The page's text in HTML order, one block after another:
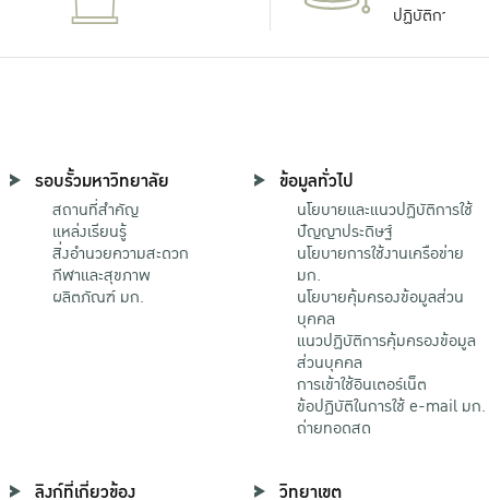
ปฏิบัติการ
รอบรั้วมหาวิทยาลัย
สถานที่สำคัญ
แหล่งเรียนรู้
สิ่งอำนวยความสะดวก
กีฬาและสุขภาพ
ผลิตภัณฑ์ มก.
ข้อมูลทั่วไป
นโยบายและแนวปฏิบัติการใช้
ปัญญาประดิษฐ์
นโยบายการใช้งานเครือข่าย
มก.
นโยบายคุ้มครองข้อมูลส่วน
บุคคล
แนวปฏิบัติการคุ้มครองข้อมูล
ส่วนบุคคล
การเข้าใช้อินเตอร์เน็ต
ข้อปฏิบัติในการใช้ e-mail มก.
ถ่ายทอดสด
ลิงก์ที่เกี่ยวข้อง วิทยาเขต